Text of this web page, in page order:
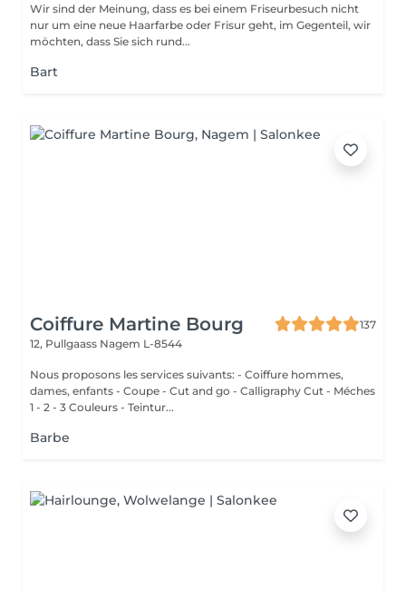
Wir sind der Meinung, dass es bei einem Friseurbesuch nicht
nur um eine neue Haarfarbe oder Frisur geht, im Gegenteil, wir
möchten, dass Sie sich rund...
Bart
Coiffure Martine Bourg
137
12, Pullgaass Nagem L-8544
Nous proposons les services suivants: - Coiffure hommes,
dames, enfants - Coupe - Cut and go - Calligraphy Cut - Méches
1 - 2 - 3 Couleurs - Teintur...
Barbe